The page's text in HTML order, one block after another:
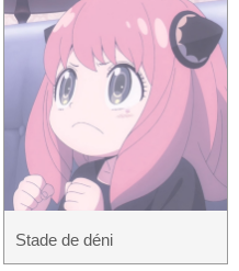
Stade de déni